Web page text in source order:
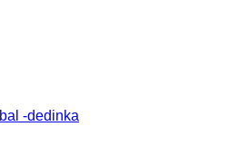
-dedinka